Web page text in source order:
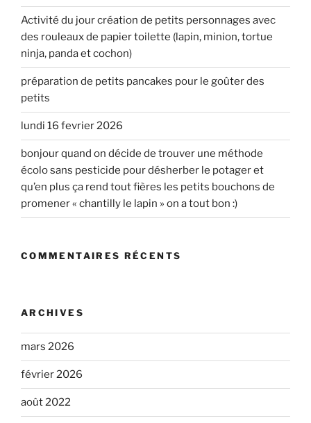
Activité du jour création de petits personnages avec
des rouleaux de papier toilette (lapin, minion, tortue
ninja, panda et cochon)
préparation de petits pancakes pour le goûter des
petits
lundi 16 fevrier 2026
bonjour quand on décide de trouver une méthode
écolo sans pesticide pour désherber le potager et
qu’en plus ça rend tout fières les petits bouchons de
promener « chantilly le lapin » on a tout bon :)
COMMENTAIRES RÉCENTS
ARCHIVES
mars 2026
février 2026
août 2022